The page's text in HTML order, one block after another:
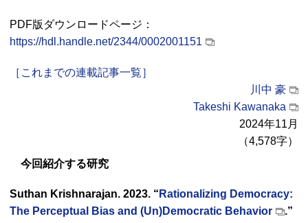
PDF版ダウンロードページ：
https://hdl.handle.net/2344/0002001151
［これまでの連載記事一覧］
川中 豪
Takeshi Kawanaka
2024年11月
（4,578字）
今回紹介する研究
Suthan Krishnarajan. 2023. “ Rationalizing Democracy:
The Perceptual Bias and (Un)Democratic Behavior
.”